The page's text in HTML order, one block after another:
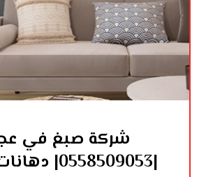
شركة صبغ في
|0558509053| دهانات واصباغ